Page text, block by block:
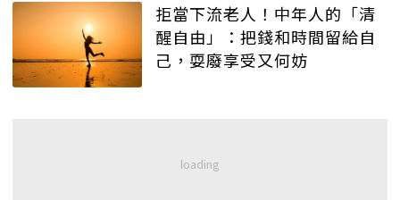
拒當下流老人！中年人的「清
醒自由」：把錢和時間留給自
己，耍廢享受又何妨